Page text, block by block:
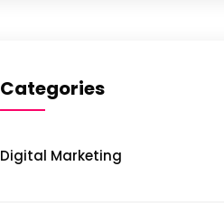
Categories
Digital Marketing